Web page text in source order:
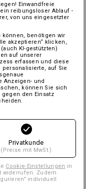
Einwandfreie
reibungsloser Ablauf -
von uns eingesetzter
können, benötigen wir
akzeptieren“ klicken,
KI-gestützten)
auf unserer
erfassen und diese
auf Sie
Anzeigen- und
können Sie sich
gegen den Einsatz
Privatkunde
(Preise mit MwSt.)
Cookie-Einstellungen in
widerrufen. Zudem
individuell